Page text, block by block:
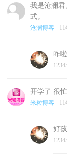
我是沧澜
式。
沧澜博客
咋
开学了 很
米粒博客
好